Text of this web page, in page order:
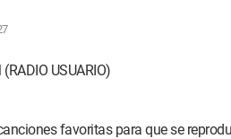
USUARIO)
favoritas para que se